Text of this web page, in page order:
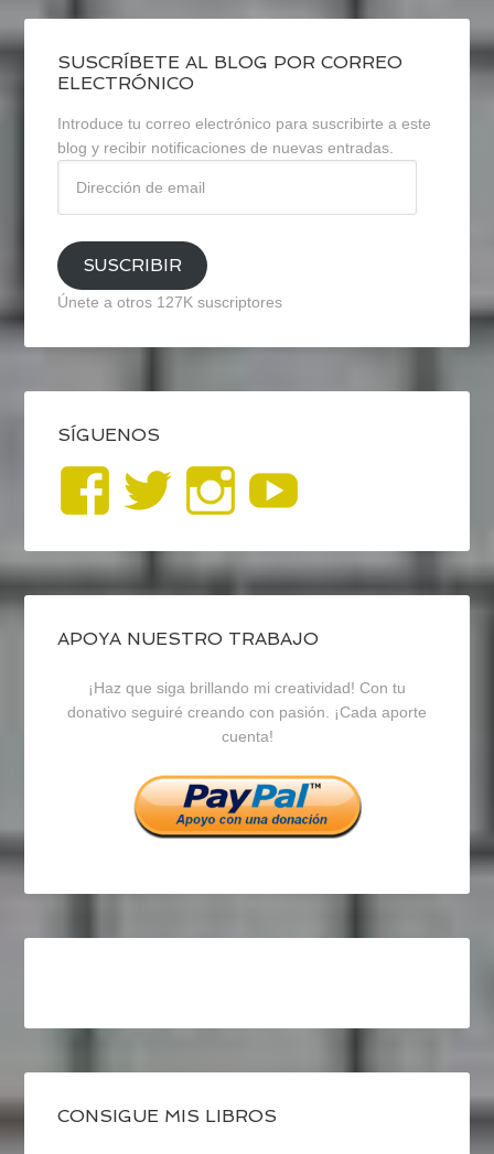
SUSCRÍBETE AL BLOG POR CORREO
ELECTRÓNICO
Introduce tu correo electrónico para suscribirte a este
blog y recibir notificaciones de nuevas entradas.
email
SUSCRIBIR
Únete a otros 127K suscriptores
SÍGUENOS
Ver
perfil
de
blogrecursosep
en
Facebook
Ver
perfil
de
recursosep
en
Twitter
Ver
perfil
de
recursosep
en
Instagram
APOYA NUESTRO TRABAJO
¡Haz que siga brillando mi creatividad! Con tu
donativo seguiré creando con pasión. ¡Cada aporte
cuenta!
CONSIGUE MIS LIBROS